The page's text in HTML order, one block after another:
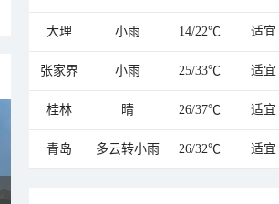
大理 小雨 14/22℃ 适宜
张家界 小雨 25/33℃ 适宜
桂林 晴 26/37℃ 适宜
青岛 多云转小雨 26/32℃ 适宜